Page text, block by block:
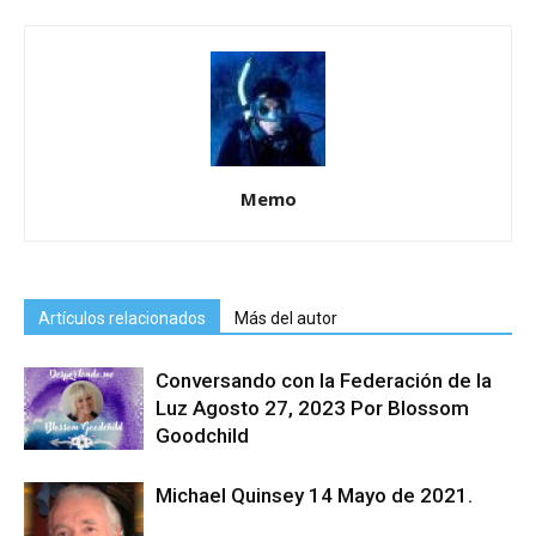
Memo
Artículos relacionados Más del autor
Conversando con la Federación de la
Luz Agosto 27, 2023 Por Blossom
Goodchild
Michael Quinsey 14 Mayo de 2021.